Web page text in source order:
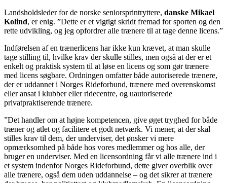
Landsholdsleder for de norske seniorsprintryttere, danske Mikael
Kolind, er enig. ”Dette er et vigtigt skridt fremad for sporten og den
rette udvikling, og jeg opfordrer alle trænere til at tage denne licens.”
Indførelsen af en trænerlicens har ikke kun krævet, at man skulle
tage stilling til, hvilke krav der skulle stilles, men også at der er et
enkelt og praktisk system til at løse en licens og som gør trænere
med licens søgbare. Ordningen omfatter både autoriserede trænere,
der er uddannet i Norges Rideforbund, trænere med overenskomst
eller ansat i klubber eller ridecentre, og uautoriserede
privatpraktiserende trænere.
”Det handler om at højne kompetencen, give øget tryghed for både
træner og atlet og facilitere et godt netværk. Vi mener, at der skal
stilles krav til dem, der underviser, det ønsker vi mere
opmærksomhed på både hos vores medlemmer og hos alle, der
bruger en underviser. Med en licensordning får vi alle trænere ind i
et system indenfor Norges Rideforbund, dette giver overblik over
alle trænere, også dem uden uddannelse – og det sikrer at trænere